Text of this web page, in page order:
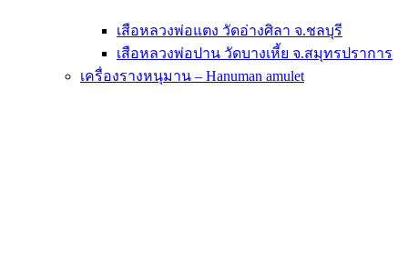
เสือหลวงพ่อแตง วัดอ่างศิลา จ.ชลบุรี
เสือหลวงพ่อปาน วัดบางเหี้ย จ.สมุทรปราการ
เครื่องรางหนุมาน – Hanuman amulet